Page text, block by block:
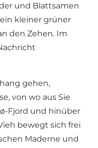
und Blattsamen
kleiner grüner
den Zehen. Im
gehen,
von wo aus Sie
Fjord und hinüber
bewegt sich frei
Maderne und